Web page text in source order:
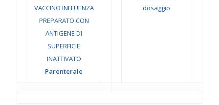
VACCINO INFLUENZA
PREPARATO CON
ANTIGENE DI
SUPERFICIE
INATTIVATO
Parenterale
dosaggio